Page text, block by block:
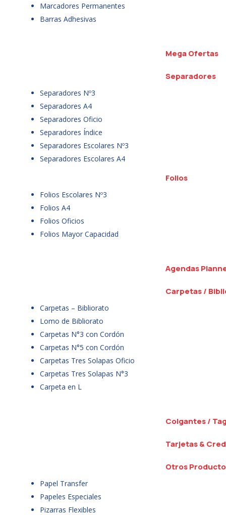
Marcadores Permanentes
Barras Adhesivas
Mega Ofertas
Separadores
Separadores Nº3
Separadores A4
Separadores Oficio
Separadores Índice
Separadores Escolares Nº3
Separadores Escolares A4
Folios
Folios Escolares Nº3
Folios A4
Folios Oficios
Folios Mayor Capacidad
Agendas
Carpetas /
Carpetas – Bibliorato
Lomo de Bibliorato
Carpetas N°3 con Cordón
Carpetas N°5 con Cordón
Carpetas Tres Solapas Oficio
Carpetas Tres Solapas N°3
Carpeta en L
Colgantes /
Tarjetas &
Otros
Papel Transfer
Papeles Especiales
Pizarras Flexibles